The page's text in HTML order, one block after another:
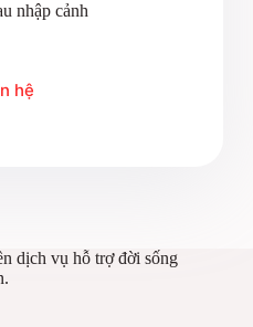
nhập cảnh
hệ
dịch vụ hỗ trợ đời sống